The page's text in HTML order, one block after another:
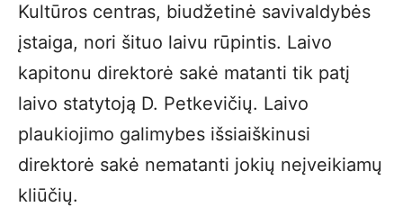
Kultūros centras, biudžetinė savivaldybės
įstaiga, nori šituo laivu rūpintis. Laivo
kapitonu direktorė sakė matanti tik patį
laivo statytoją D. Petkevičių. Laivo
plaukiojimo galimybes išsiaiškinusi
direktorė sakė nematanti jokių neįveikiamų
kliūčių.